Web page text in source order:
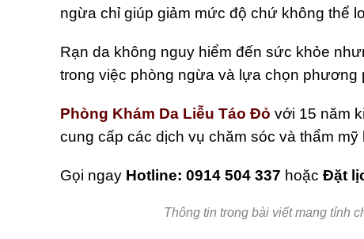
ngừa chỉ giúp giảm mức độ chứ không thể
Rạn da không nguy hiểm đến sức khỏe
trong việc phòng ngừa và lựa chọn phương
Phòng Khám Da Liễu Táo Đỏ với 15 năm
cung cấp các dịch vụ chăm sóc và thẩm
Gọi ngay Hotline: 0914 504 337 hoặc Đặt
Thông tin trong bài viết mang tính